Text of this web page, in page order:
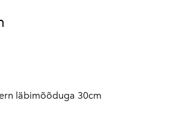
läbimõõduga 30cm